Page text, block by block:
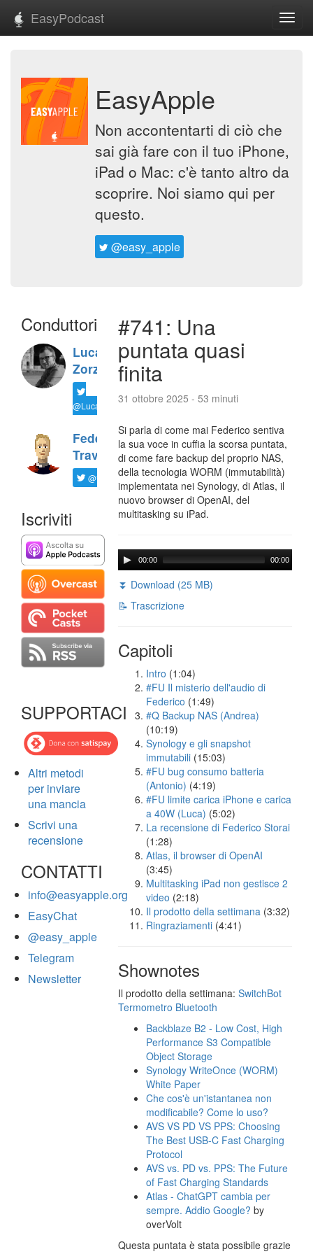
EasyPodcast
EasyApple
Non accontentarti di ciò che
sai già fare con il tuo iPhone,
iPad o Mac: c'è tanto altro da
scoprire. Noi siamo qui per
questo.
@easy_apple
Conduttori
Luca
Zorzi
@LucaTNT
Federico
Travaini
@ftrava
Iscriviti
SUPPORTACI
Altri metodi
per inviare
una mancia
Scrivi una
recensione
CONTATTI
info@easyapple.org
EasyChat
@easy_apple
Telegram
Newsletter
#741: Una
puntata quasi
finita
31 ottobre 2025 - 53 minuti
Si parla di come mai Federico sentiva
la sua voce in cuffia la scorsa puntata,
di come fare backup del proprio NAS,
della tecnologia WORM (immutabilità)
implementata nei Synology, di Atlas, il
nuovo browser di OpenAI, del
multitasking su iPad.
00:00 00:00
⏬ Download (25 MB)
📝 Trascrizione
Capitoli
Intro (1:04)
#FU Il misterio dell'audio di
Federico (1:49)
#Q Backup NAS (Andrea)
(10:19)
Synology e gli snapshot
immutabili (15:03)
#FU bug consumo batteria
(Antonio) (4:19)
#FU limite carica iPhone e carica
a 40W (Luca) (5:02)
La recensione di Federico Storai
(1:28)
Atlas, il browser di OpenAI
(3:45)
Multitasking iPad non gestisce 2
video (2:18)
Il prodotto della settimana (3:32)
Ringraziamenti (4:41)
Shownotes
Il prodotto della settimana:SwitchBot
Termometro Bluetooth
Backblaze B2 - Low Cost, High
Performance S3 Compatible
Object Storage
Synology WriteOnce (WORM)
White Paper
Che cos'è un'istantanea non
modificabile? Come lo uso?
AVS VS PD VS PPS: Choosing
The Best USB-C Fast Charging
Protocol
AVS vs. PD vs. PPS: The Future
of Fast Charging Standards
Atlas - ChatGPT cambia per
sempre. Addio Google? by
overVolt
Questa puntata è stata possibile grazie